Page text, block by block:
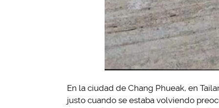
En la ciudad de Chang Phueak, en
justo cuando se estaba volviendo